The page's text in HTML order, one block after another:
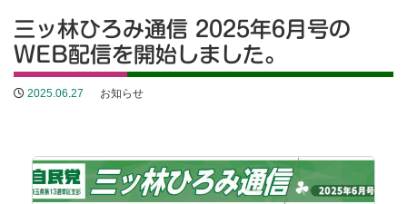
三ッ林ひろみ通信 2025年6月号の
WEB配信を開始しました。
2025.06.27 お知らせ